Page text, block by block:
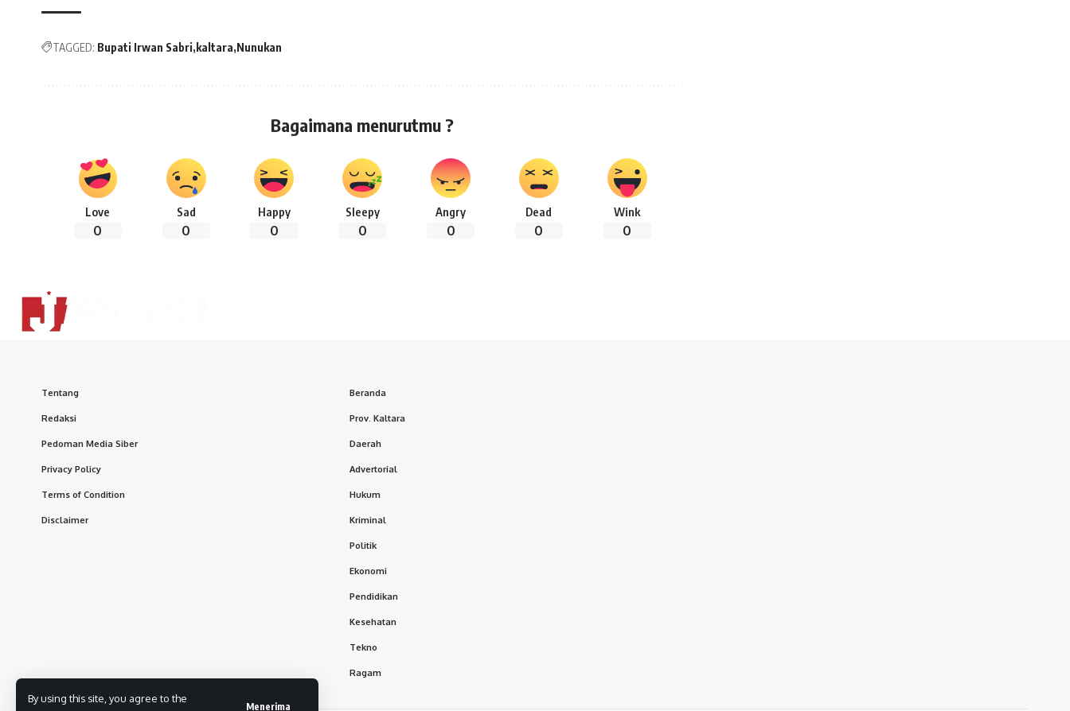
By using this site, you agree to the
Menerima
TAGGED: Bupati Irwan Sabri kaltara Nunukan
Bagaimana menurutmu ?
Love
0
Sad
0
Happy
0
Sleepy
0
Angry
0
Dead
0
Wink
0
Tentang
Redaksi
Pedoman Media Siber
Privacy Policy
Terms of Condition
Disclaimer
Beranda
Prov. Kaltara
Daerah
Advertorial
Hukum
Kriminal
Politik
Ekonomi
Pendidikan
Kesehatan
Tekno
Ragam